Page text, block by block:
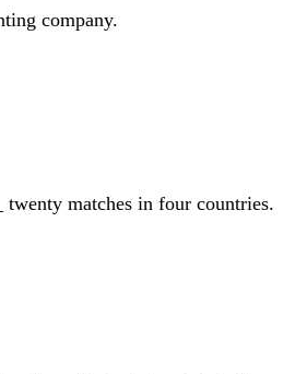
company.
matches in four countries.